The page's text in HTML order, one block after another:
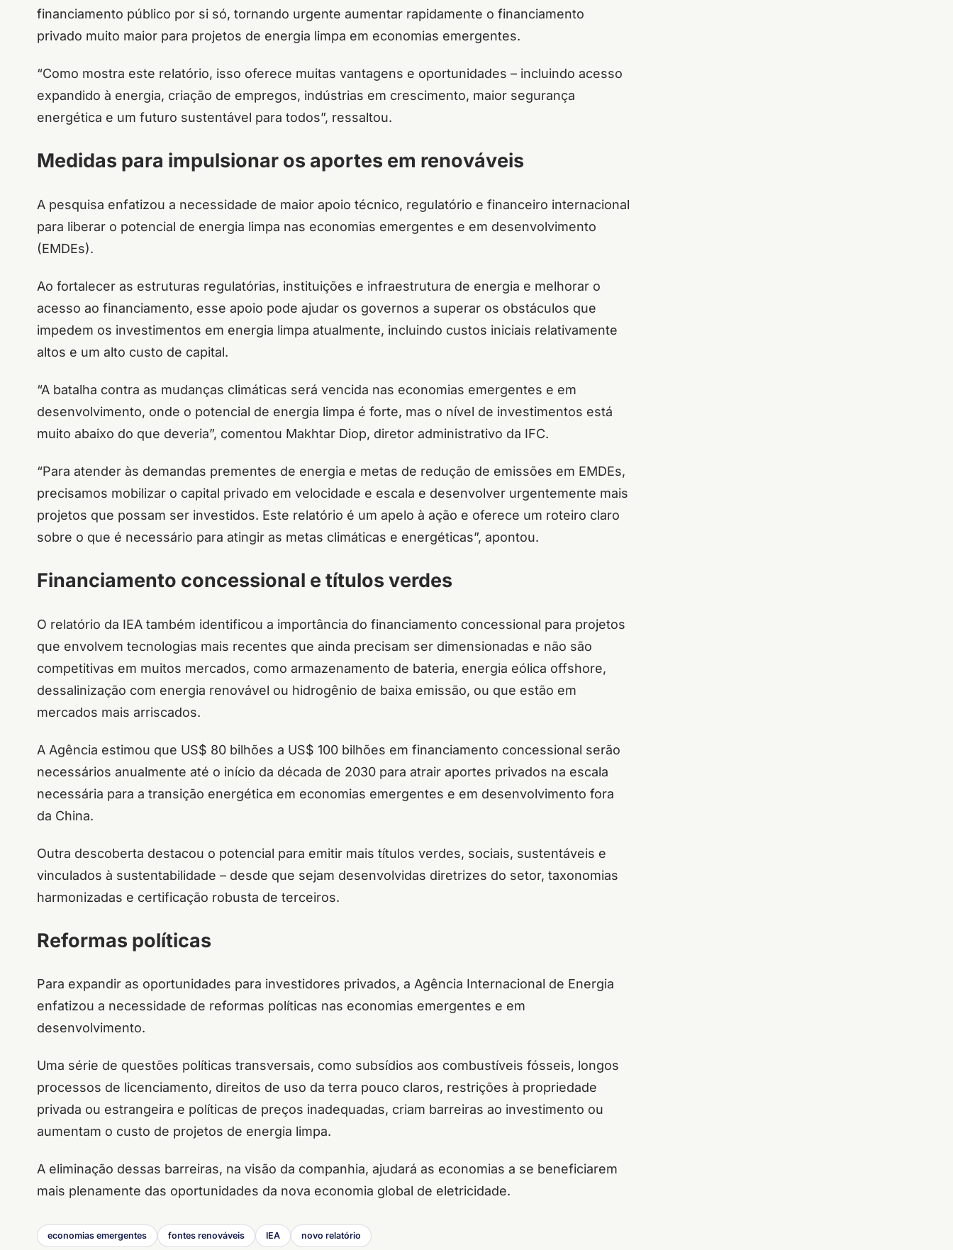
financiamento público por si só, tornando urgente aumentar rapidamente o financiamento
privado muito maior para projetos de energia limpa em economias emergentes.
“Como mostra este relatório, isso oferece muitas vantagens e oportunidades – incluindo acesso
expandido à energia, criação de empregos, indústrias em crescimento, maior segurança
energética e um futuro sustentável para todos”, ressaltou.
Medidas para impulsionar os aportes em renováveis
A pesquisa enfatizou a necessidade de maior apoio técnico, regulatório e financeiro internacional
para liberar o potencial de energia limpa nas economias emergentes e em desenvolvimento
(EMDEs).
Ao fortalecer as estruturas regulatórias, instituições e infraestrutura de energia e melhorar o
acesso ao financiamento, esse apoio pode ajudar os governos a superar os obstáculos que
impedem os investimentos em energia limpa atualmente, incluindo custos iniciais relativamente
altos e um alto custo de capital.
“A batalha contra as mudanças climáticas será vencida nas economias emergentes e em
desenvolvimento, onde o potencial de energia limpa é forte, mas o nível de investimentos está
muito abaixo do que deveria”, comentou Makhtar Diop, diretor administrativo da IFC.
“Para atender às demandas prementes de energia e metas de redução de emissões em EMDEs,
precisamos mobilizar o capital privado em velocidade e escala e desenvolver urgentemente mais
projetos que possam ser investidos. Este relatório é um apelo à ação e oferece um roteiro claro
sobre o que é necessário para atingir as metas climáticas e energéticas”, apontou.
Financiamento concessional e títulos verdes
O relatório da IEA também identificou a importância do financiamento concessional para projetos
que envolvem tecnologias mais recentes que ainda precisam ser dimensionadas e não são
competitivas em muitos mercados, como armazenamento de bateria, energia eólica offshore,
dessalinização com energia renovável ou hidrogênio de baixa emissão, ou que estão em
mercados mais arriscados.
A Agência estimou que US$ 80 bilhões a US$ 100 bilhões em financiamento concessional serão
necessários anualmente até o início da década de 2030 para atrair aportes privados na escala
necessária para a transição energética em economias emergentes e em desenvolvimento fora
da China.
Outra descoberta destacou o potencial para emitir mais títulos verdes, sociais, sustentáveis ​​e
vinculados à sustentabilidade – desde que sejam desenvolvidas diretrizes do setor, taxonomias
harmonizadas e certificação robusta de terceiros.
Reformas políticas
Para expandir as oportunidades para investidores privados, a Agência Internacional de Energia
enfatizou a necessidade de reformas políticas nas economias emergentes e em
desenvolvimento.
Uma série de questões políticas transversais, como subsídios aos combustíveis fósseis, longos
processos de licenciamento, direitos de uso da terra pouco claros, restrições à propriedade
privada ou estrangeira e políticas de preços inadequadas, criam barreiras ao investimento ou
aumentam o custo de projetos de energia limpa.
A eliminação dessas barreiras, na visão da companhia, ajudará as economias a se beneficiarem
mais plenamente das oportunidades da nova economia global de eletricidade.
economias emergentes fontes renováveis IEA novo relatório